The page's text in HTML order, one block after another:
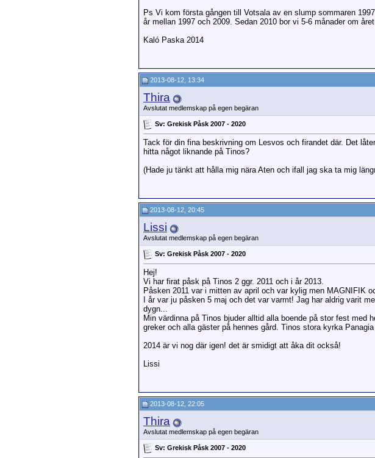
Ps Vi kom första gången till Votsala av en slump sommaren
år mellan 1997 och 2009. Sedan 2010 bor vi 5-6 månader om
Kaló Paska 2014
2013-08-12, 13:34
Thira
Avslutat medlemskap på egen begäran
Sv: Grekisk Påsk 2007 - 2020
Tack för din fina beskrivning om Lesvos och firandet där. Det
hitta något liknande på Tinos?
(Hade ju tänkt att hålla mig nära Aten och ifall jag ska ta mig
2013-08-12, 20:45
Lissi
Avslutat medlemskap på egen begäran
Sv: Grekisk Påsk 2007 - 2020
Hej!
Vi har firat påsk på Tinos 2 ggr. 2011 och i år 2013.
Påsken 2011 var i mitten av april och var kylig men MAGNIFIK
I år var ju påsken 5 maj och det var varmt! Jag har aldrig varit
dygn...
Min värdinna på Tinos bjuder alltid alla boende på stor fest
greker och alla gäster på hennes gård. Tinos stora kyrka
2014 är vi nog där igen! det är smidigt att åka dit också!
Lissi
2013-08-12, 22:05
Thira
Avslutat medlemskap på egen begäran
Sv: Grekisk Påsk 2007 - 2020